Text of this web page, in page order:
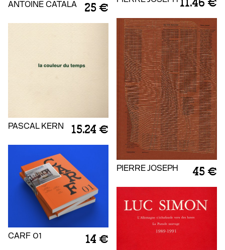
ANTOINE CATALA 25 €
PIERRE JOSEPH 45 €
PASCAL KERN 15.24 €
CARF 01 14 €